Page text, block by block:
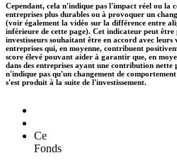
Cependant, cela n'indique pas l'impact réel ou la
entreprises plus durables ou à provoquer un
(voir également la vidéo sur la différence entre
inférieure de cette page). Cet indicateur peut
investisseurs souhaitant être en accord avec leurs
entreprises qui, en moyenne, contribuent
score élevé pouvant aider à garantir que, en
dans des entreprises ayant une contribution
n'indique pas qu'un changement de
s'est produit à la suite de l'investissement.
Ce
Fonds